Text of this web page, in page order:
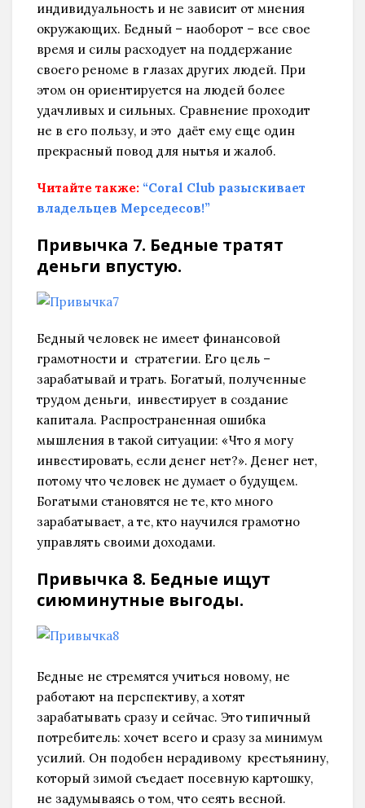
индивидуальность и не зависит от мнения
окружающих. Бедный – наоборот – все свое
время и силы расходует на поддержание
своего реноме в глазах других людей. При
этом он ориентируется на людей более
удачливых и сильных. Сравнение проходит
не в его пользу, и это даёт ему еще один
прекрасный повод для нытья и жалоб.
Читайте также: “Coral Club разыскивает
владельцев Мерседесов!”
Привычка 7. Бедные тратят
деньги впустую.
Бедный человек не имеет финансовой
грамотности и стратегии. Его цель –
зарабатывай и трать. Богатый, полученные
трудом деньги, инвестирует в создание
капитала. Распространенная ошибка
мышления в такой ситуации: «Что я могу
инвестировать, если денег нет?». Денег нет,
потому что человек не думает о будущем.
Богатыми становятся не те, кто много
зарабатывает, а те, кто научился грамотно
управлять своими доходами.
Привычка 8. Бедные ищут
сиюминутныe выгоды.
Бедные не стремятся учиться новому, не
работают на перспективу, а хотят
зарабатывать сразу и сейчас. Это типичный
потребитель: хочет всего и сразу за минимум
усилий. Он подобен нерадивому крестьянину,
который зимой съедает посевную картошку,
не задумываясь о том, что сеять весной.